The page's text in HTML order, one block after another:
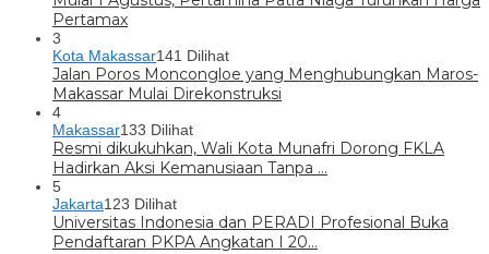
Pertamax
3
Kota Makassar141 Dilihat
Jalan Poros Moncongloe yang Menghubungkan Maros-
Makassar Mulai Direkonstruksi
4
Makassar133 Dilihat
Resmi dikukuhkan, Wali Kota Munafri Dorong FKLA
Hadirkan Aksi Kemanusiaan Tanpa …
5
Jakarta123 Dilihat
Universitas Indonesia dan PERADI Profesional Buka
Pendaftaran PKPA Angkatan I 20…